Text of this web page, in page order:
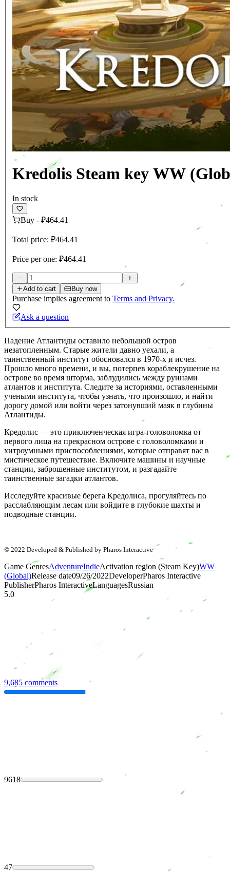
Kredolis Steam key WW
In stock
Buy - ₽464.41
Total price: ₽464.41
Price per one: ₽464.41
Add to cart Buy now
Purchase implies agreement to Terms and Privacy.
Ask a question
Падение Атлантиды оставило небольшой остров
незатопленным. Старые жители давно уехали, а
таинственный институт обосновался в 1970-х и исчез.
Прошло много времени, и вы, потерпев кораблекрушение на
острове во время шторма, заблудились между руинами
атлантов и института. Следите за историями, оставленными
учеными института, чтобы узнать, что произошло, и найти
дорогу домой или войти через затонувший маяк в глубины
Атлантиды.
Кредолис — это приключенческая игра-головоломка от
первого лица на прекрасном острове с головоломками и
хитроумными приспособлениями, которые отправят вас в
мистическое путешествие. Включите машины и научные
станции, заброшенные институтом, и разгадайте
таинственные загадки атлантов.
Исследуйте красивые берега Кредолиса, прогуляйтесь по
расслабляющим лесам или войдите в глубокие шахты и
подводные станции.
© 2022 Developed & Published by Pharos Interactive
Game GenresAdventureIndieActivation region (Steam Key)WW
(Global)Release date09/26/2022DeveloperPharos Interactive
PublisherPharos InteractiveLanguagesRussian
5.0
9,685 comments
9618
47